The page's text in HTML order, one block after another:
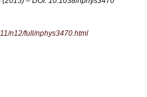
n12/full/nphys3470.html